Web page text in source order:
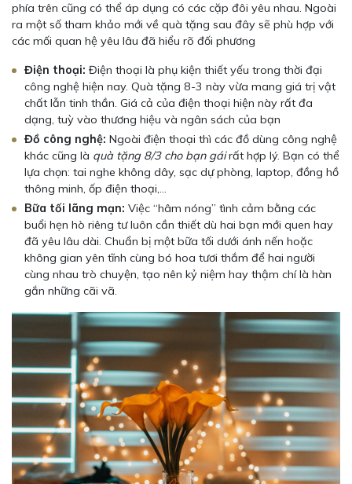
phía trên cũng có thể áp dụng có các cặp đôi yêu nhau. Ngoài
ra một số tham khảo mới về quà tặng sau đây sẽ phù hợp với
các mối quan hệ yêu lâu đã hiểu rõ đối phương
Điện thoại: Điện thoại là phụ kiện thiết yếu trong thời đại
công nghệ hiện nay. Quà tặng 8-3 này vừa mang giá trị vật
chất lẫn tinh thần. Giá cả của điện thoại hiện này rất đa
dạng, tuỳ vào thương hiệu và ngân sách của bạn
Đồ công nghệ: Ngoài điện thoại thì các đồ dùng công nghệ
khác cũng là quà tặng 8/3 cho bạn gáirất hợp lý. Bạn có thể
lựa chọn: tai nghe không dây, sạc dự phòng, laptop, đồng hồ
thông minh, ốp điện thoại,…
Bữa tối lãng mạn: Việc “hâm nóng” tình cảm bằng các
buổi hẹn hò riêng tư luôn cần thiết dù hai bạn mới quen hay
đã yêu lâu dài. Chuẩn bị một bữa tối dưới ánh nến hoặc
không gian yên tĩnh cùng bó hoa tươi thắm để hai người
cùng nhau trò chuyện, tạo nên kỷ niệm hay thậm chí là hàn
gắn những cãi vã.